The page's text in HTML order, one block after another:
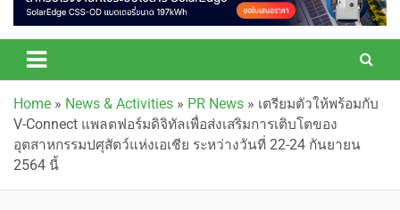
Home » News & Activities » PR News » เตรียมตัวให้พร้อมกับ
V-Connect แพลตฟอร์มดิจิทัลเพื่อส่งเสริมการเติบโตของ
อุตสาหกรรมปศุสัตว์แห่งเอเชีย ระหว่างวันที่ 22-24 กันยายน
2564 นี้